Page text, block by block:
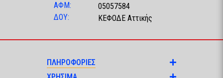
ΑΦΜ:
05057584
ΔΟΥ:
ΚΕΦΟΔΕ Αττικής
ΠΛΗΡΟΦΟΡΙΕΣ